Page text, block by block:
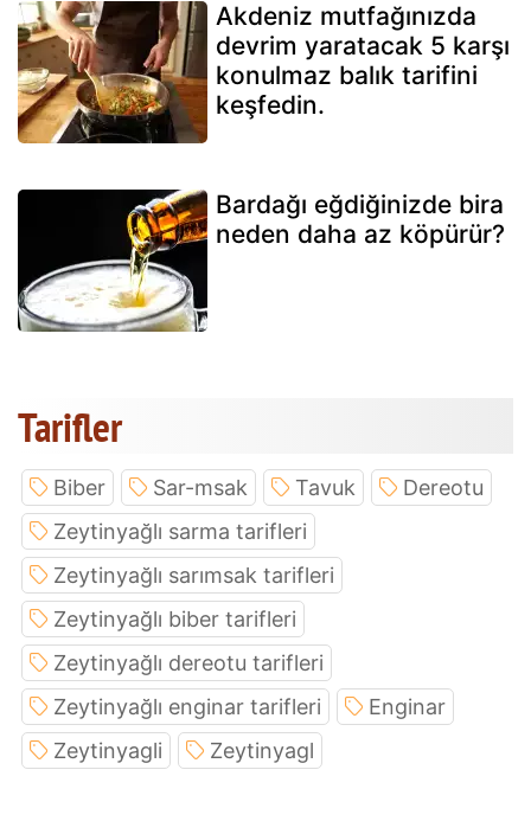
Akdeniz mutfağınızda
devrim yaratacak 5 karşı
konulmaz balık tarifini
keşfedin.
Bardağı eğdiğinizde bira
neden daha az köpürür?
Tarifler
Biber Sar-msak Tavuk
Dereotu
Zeytinyağlı sarma tarifleri
Zeytinyağlı sarımsak tarifleri
Zeytinyağlı biber tarifleri
Zeytinyağlı dereotu tarifleri
Zeytinyağlı enginar tarifleri
Enginar
Zeytinyagli
Zeytinyagl